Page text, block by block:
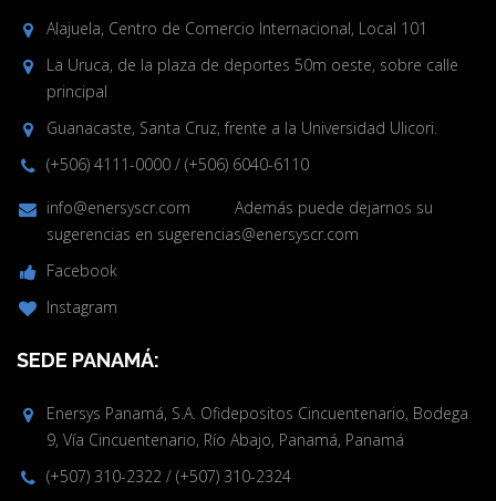
Alajuela, Centro de Comercio Internacional, Local 101
La Uruca, de la plaza de deportes 50m oeste, sobre calle
principal
Guanacaste, Santa Cruz, frente a la Universidad Ulicori.
(+506) 4111-0000 / (+506) 6040-6110
info@enersyscr.com
Además puede dejarnos su
sugerencias en sugerencias@enersyscr.com
Facebook
Instagram
SEDE PANAMÁ:
Enersys Panamá, S.A. Ofidepositos Cincuentenario, Bodega
9, Vía Cincuentenario, Río Abajo, Panamá, Panamá
(+507) 310-2322 / (+507) 310-2324